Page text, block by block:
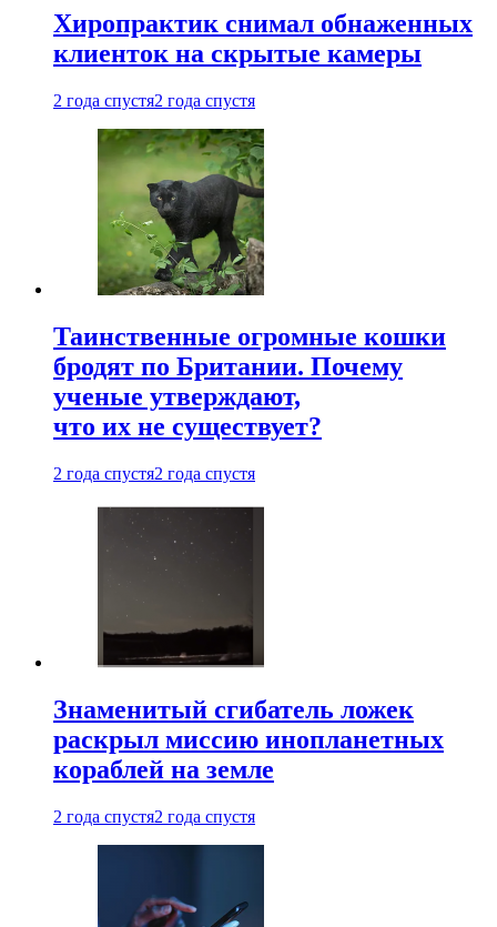
Хиропрактик снимал обнаженных
клиенток на скрытые камеры
2 года спустя2 года спустя
Таинственные огромные кошки
бродят по Британии. Почему
ученые утверждают,
что их не существует?
2 года спустя2 года спустя
Знаменитый сгибатель ложек
раскрыл миссию инопланетных
кораблей на земле
2 года спустя2 года спустя